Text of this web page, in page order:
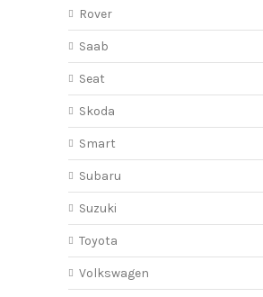
Rover
Saab
Seat
Skoda
Smart
Subaru
Suzuki
Toyota
Volkswagen